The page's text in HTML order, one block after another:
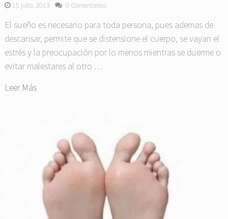
15 julio, 2013 0 Comentarios
El sueño es necesario para toda persona, pues ademas de
descansar, permite que se distensione el cuerpo, se vayan el
estrés y la preocupación por lo menos mientras se duerme o
evitar malestares al otro …
Leer Más